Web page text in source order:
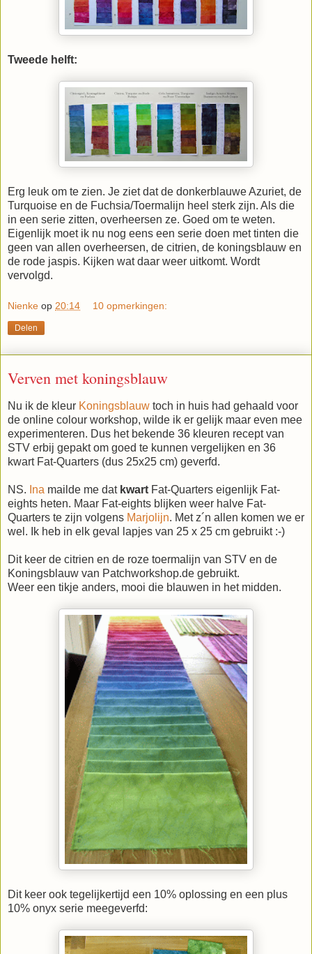
Tweede helft:
Erg leuk om te zien. Je ziet dat de donkerblauwe Azuriet, de
Turquoise en de Fuchsia/Toermalijn heel sterk zijn. Als die
in een serie zitten, overheersen ze. Goed om te weten.
Eigenlijk moet ik nu nog eens een serie doen met tinten die
geen van allen overheersen, de citrien, de koningsblauw en
de rode jaspis. Kijken wat daar weer uitkomt. Wordt
vervolgd.
Nienke op 20:14 10 opmerkingen:
Delen
Verven met koningsblauw
Nu ik de kleur Koningsblauw toch in huis had gehaald voor
de online colour workshop, wilde ik er gelijk maar even mee
experimenteren. Dus het bekende 36 kleuren recept van
STV erbij gepakt om goed te kunnen vergelijken en 36
kwart Fat-Quarters (dus 25x25 cm) geverfd.
NS. Ina mailde me dat kwart Fat-Quarters eigenlijk Fat-
eights heten. Maar Fat-eights blijken weer halve Fat-
Quarters te zijn volgens Marjolijn. Met z´n allen komen we er
wel. Ik heb in elk geval lapjes van 25 x 25 cm gebruikt :-)
Dit keer de citrien en de roze toermalijn van STV en de
Koningsblauw van Patchworkshop.de gebruikt.
Weer een tikje anders, mooi die blauwen in het midden.
Dit keer ook tegelijkertijd een 10% oplossing en een plus
10% onyx serie meegeverfd: